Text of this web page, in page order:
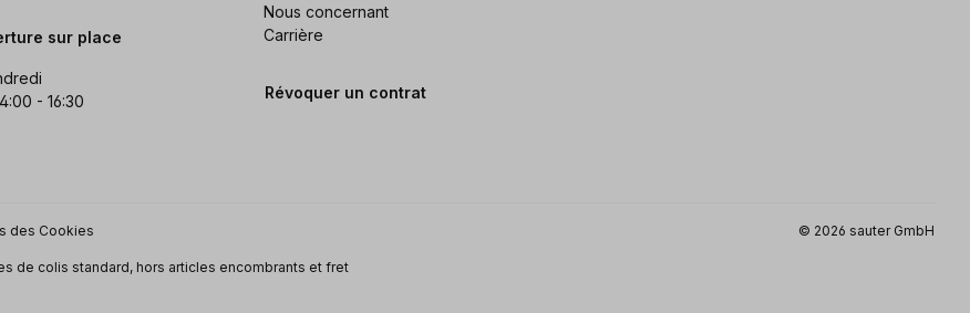
sur place
- 16:30
Nous concernant
Carrière
Révoquer un contrat
des Cookies
© 2026 sauter GmbH
de colis standard, hors articles encombrants et fret